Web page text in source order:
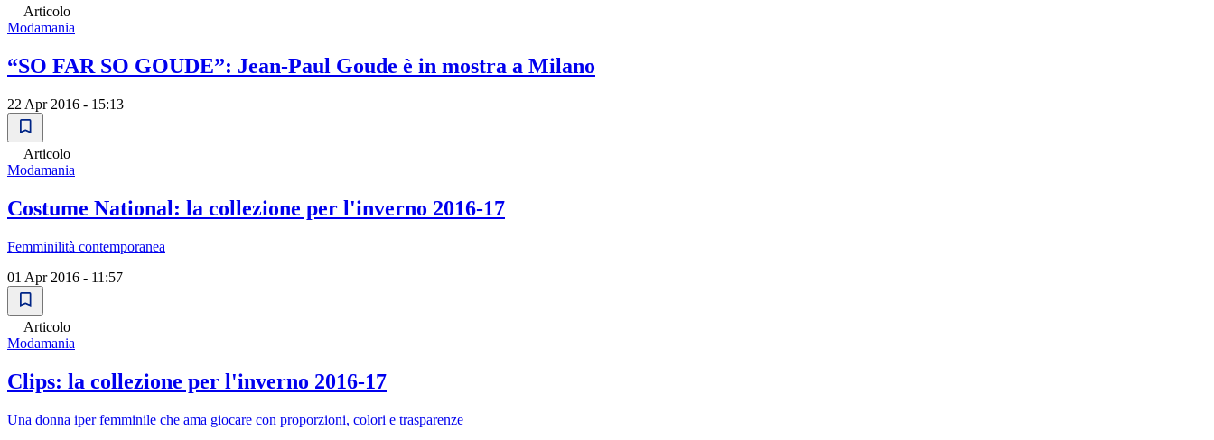
Articolo
Modamania
“SO FAR SO GOUDE”: Jean-Paul Goude è in mostra a Milano
22 Apr 2016 - 15:13
Articolo
Modamania
Costume National: la collezione per l'inverno 2016-17
Femminilità contemporanea
01 Apr 2016 - 11:57
Articolo
Modamania
Clips: la collezione per l'inverno 2016-17
Una donna iper femminile che ama giocare con proporzioni, colori e trasparenze